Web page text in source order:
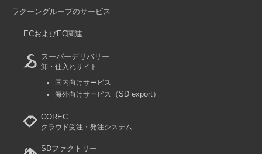
ラクーングループのサービス
ECおよびEC関連
スーパーデリバリー
卸・仕入れサイト
国内向けサービス
海外向けサービス
（SD export）
COREC
クラウド受注・発注システム
SDファクトリー